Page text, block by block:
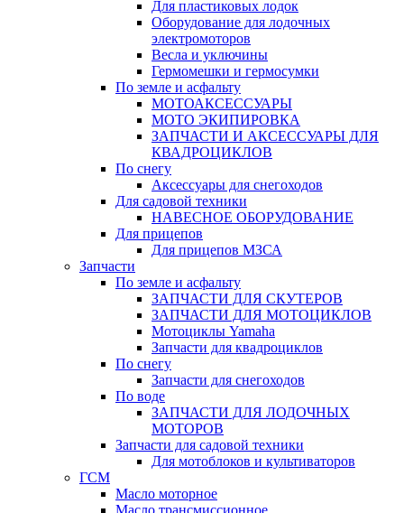
Для пластиковых лодок
Оборудование для лодочных
электромоторов
Весла и уключины
Гермомешки и гермосумки
По земле и асфальту
МОТОАКСЕССУАРЫ
МОТО ЭКИПИРОВКА
ЗАПЧАСТИ И АКСЕССУАРЫ ДЛЯ
КВАДРОЦИКЛОВ
По снегу
Аксессуары для снегоходов
Для садовой техники
НАВЕСНОЕ ОБОРУДОВАНИЕ
Для прицепов
Для прицепов МЗСА
Запчасти
По земле и асфальту
ЗАПЧАСТИ ДЛЯ СКУТЕРОВ
ЗАПЧАСТИ ДЛЯ МОТОЦИКЛОВ
Мотоциклы Yamaha
Запчасти для квадроциклов
По снегу
Запчасти для снегоходов
По воде
ЗАПЧАСТИ ДЛЯ ЛОДОЧНЫХ
МОТОРОВ
Запчасти для садовой техники
Для мотоблоков и культиваторов
ГСМ
Масло моторное
Масло трансмиссионное